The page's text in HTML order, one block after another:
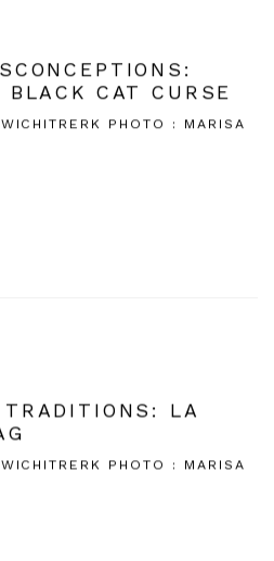
CAT CURSE
PHOTO : MARISA
LA
PHOTO : MARISA